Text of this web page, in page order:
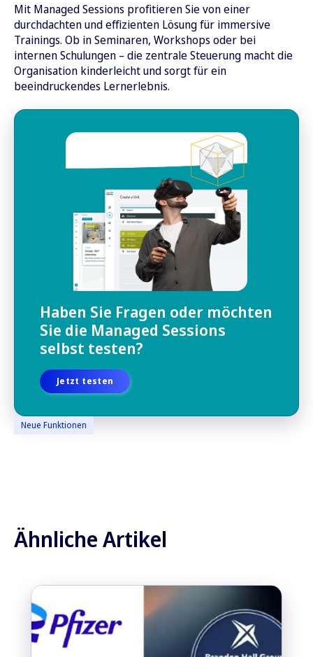
Mit Managed Sessions profitieren Sie von einer
durchdachten und effizienten Lösung für immersive
Trainings. Ob in Seminaren, Workshops oder bei
internen Schulungen – die zentrale Steuerung macht die
Organisation kinderleicht und sorgt für ein
beeindruckendes Lernerlebnis.
Haben Sie Fragen oder möchten
Sie die Managed Sessions
selbst testen?
Jetzt testen
Neue Funktionen
Ähnliche Artikel